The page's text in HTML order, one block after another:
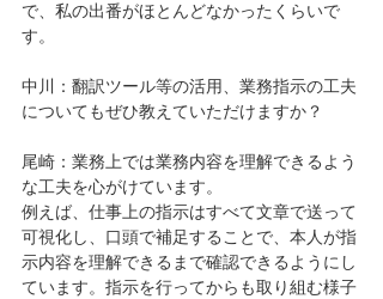
で、私の出番がほとんどなかったくらいで
す。
中川：翻訳ツール等の活用、業務指示の工夫
についてもぜひ教えていただけますか？
尾崎：業務上では業務内容を理解できるよう
な工夫を心がけています。
例えば、仕事上の指示はすべて文章で送って
可視化し、口頭で補足することで、本人が指
示内容を理解できるまで確認できるようにし
ています。指示を行ってからも取り組む様子